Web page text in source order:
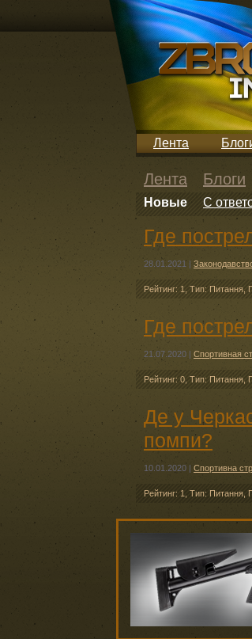
Лента
Лента Блоги
Новые С
Где
28.01.2021 |
Рейтинг: 1 Тип: Питання
Где
21.07.2020 | Спортивная
Рейтинг: 0 Тип: Питання
Де у
помпи?
10.01.2020 | Спортивна
Рейтинг: 1 Тип: Питання